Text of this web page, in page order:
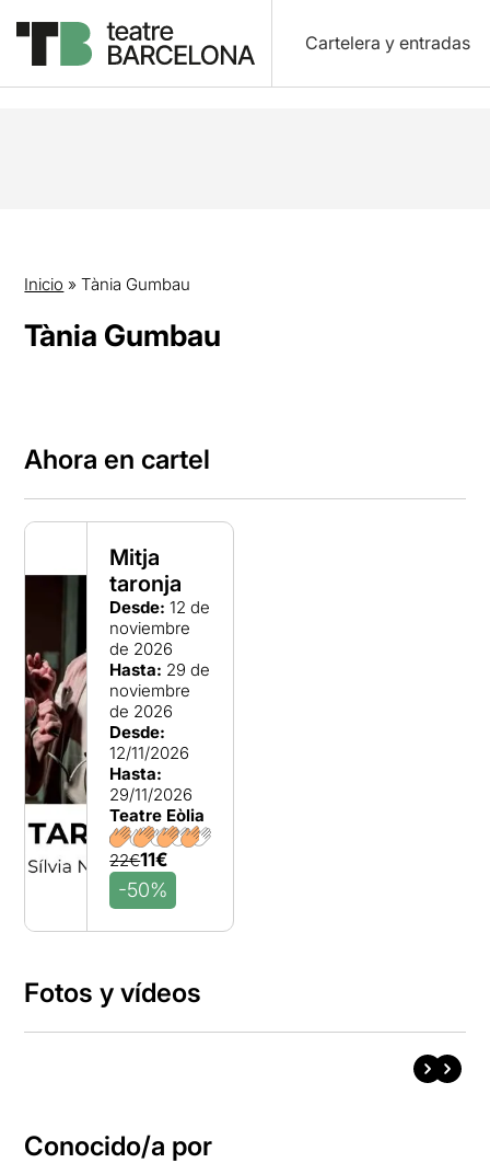
Cartelera y entradas
Inicio »Tània Gumbau
Tània Gumbau
Ahora en cartel
Mitja
taronja
Desde: 12 de
noviembre
de 2026
Hasta: 29 de
noviembre
de 2026
Desde:
12/11/2026
Hasta:
29/11/2026
Teatre Eòlia
22€11€
-50%
Fotos y vídeos
Conocido/a por